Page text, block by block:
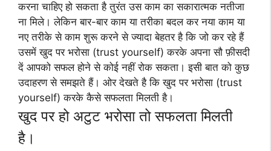
करना चाहिए हो सकता है तुरंत उस काम का सकारात्मक नतीजा
ना मिले। लेकिन बार-बार काम या तरीका बदल कर नया काम या
नए तरीके से काम शुरू करने से ज्यादा बेहतर है कि जो कर रहे हैं
उसमें खुद पर भरोसा (trust yourself) करके अपना सौ फ़ीसदी
दें आपको सफल होने से कोई नहीं रोक सकता। इसी बात को कुछ
उदाहरण से समझते हैं। ओर देखते है कि खुद पर भरोसा (trust
yourself) करके कैसे सफलता मिलती है।
खुद पर हो अटुट भरोसा तो सफलता मिलती
है।